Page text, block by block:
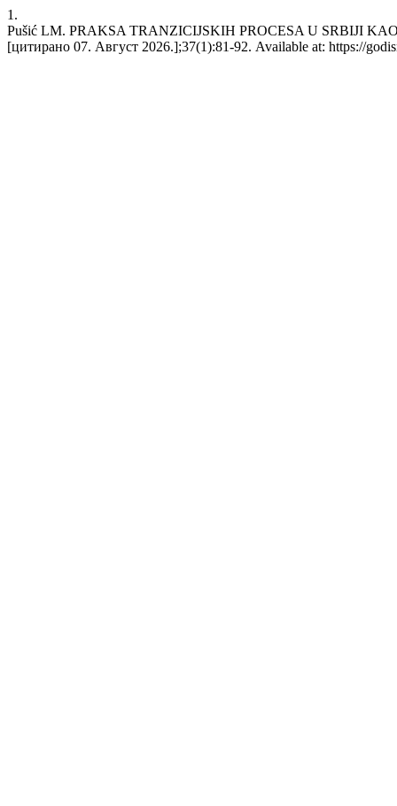
1.
Pušić LM. PRAKSA TRANZICIJSKIH PROCESA U SRBIJI
[цитирано 07. Август 2026.];37(1):81-92. Available at: https://